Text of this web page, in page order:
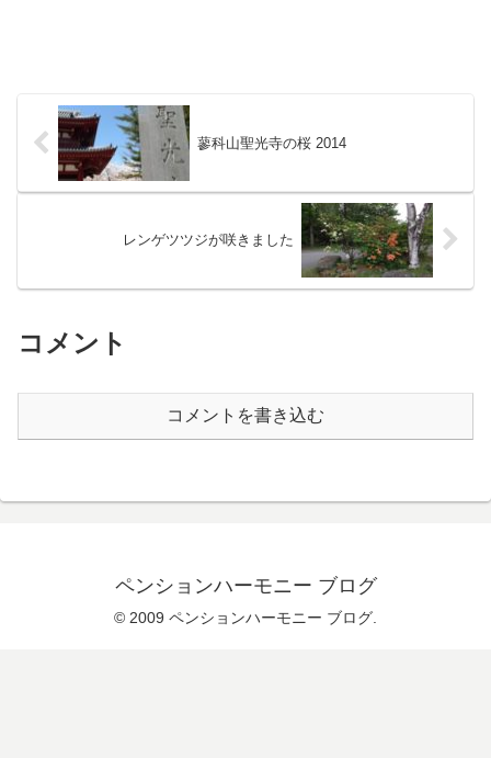
蓼科山聖光寺の桜 2014
レンゲツツジが咲きました
コメント
コメントを書き込む
ペンションハーモニー ブログ
© 2009 ペンションハーモニー ブログ.